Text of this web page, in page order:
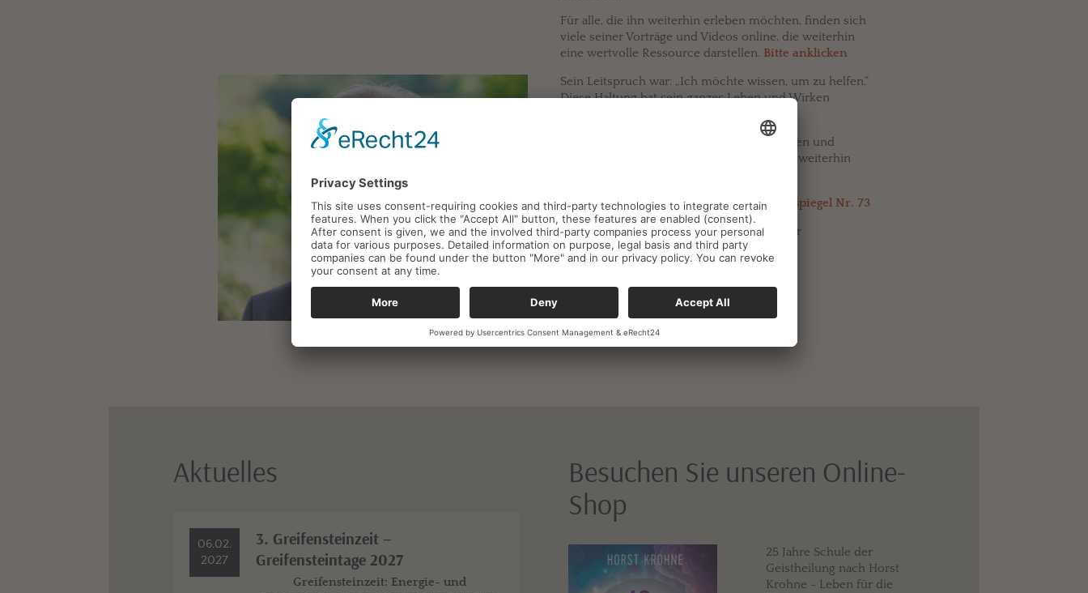
Für alle, die ihn weiterhin erleben möchten, finden sich
viele seiner Vorträge und Videos online, die weiterhin
eine wertvolle Ressource darstellen. Bitte anklicken
Sein Leitspruch war: „Ich möchte wissen, um zu helfen.“
Diese Haltung hat sein ganzes Leben und Wirken
Horst Krohne wird immer in unseren Herzen und
Gedanken bleiben, und sein Erbe wird uns weiterhin
Heilspiegel Nr. 73
Thomas, Claudia, Sigrun, Volker
Aktuelles
06.02.
2027
3. Greifensteinzeit –
Greifensteintage 2027
Greifensteinzeit: Energie- und
Besuchen Sie unseren Online-
Shop
25 Jahre Schule der
Geistheilung nach Horst
Krohne - Leben für die